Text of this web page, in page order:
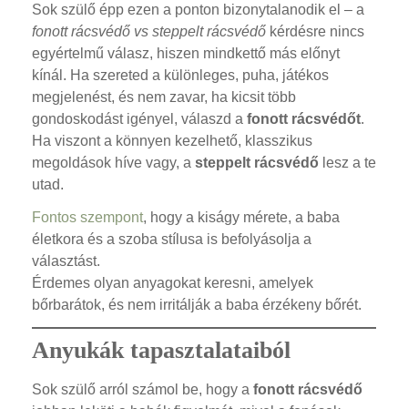
Sok szülő épp ezen a ponton bizonytalanodik el – a
fonott rácsvédő vs steppelt rácsvédő kérdésre nincs
egyértelmű válasz, hiszen mindkettő más előnyt
kínál. Ha szereted a különleges, puha, játékos
megjelenést, és nem zavar, ha kicsit több
gondoskodást igényel, válaszd a fonott rácsvédőt.
Ha viszont a könnyen kezelhető, klasszikus
megoldások híve vagy, a steppelt rácsvédő lesz a te
utad.
Fontos szempont, hogy a kiságy mérete, a baba
életkora és a szoba stílusa is befolyásolja a
választást.
Érdemes olyan anyagokat keresni, amelyek
bőrbarátok, és nem irritálják a baba érzékeny bőrét.
Anyukák tapasztalataiból
Sok szülő arról számol be, hogy a fonott rácsvédő